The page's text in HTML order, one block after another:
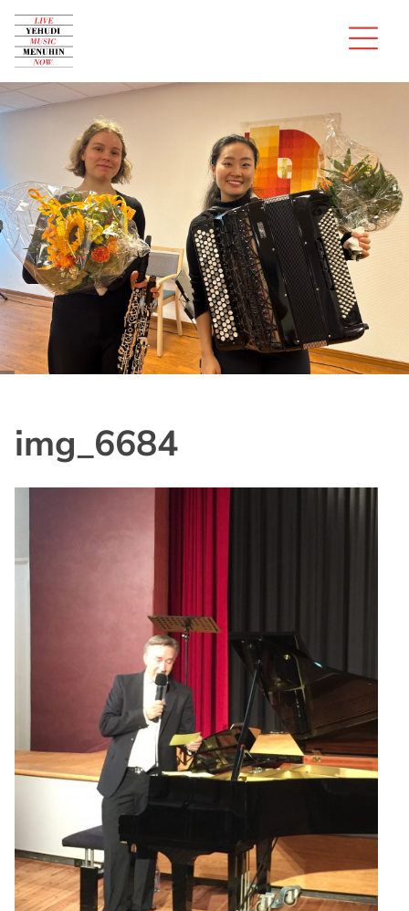
Über uns
Audition
Musiker
Spenden
Kontakt
img_6684